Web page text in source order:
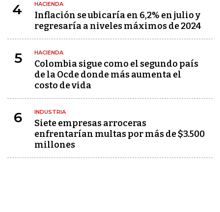
4 HACIENDA
Inflación se ubicaría en 6,2% en julio y
regresaría a niveles máximos de 2024
5 HACIENDA
Colombia sigue como el segundo país
de la Ocde donde más aumenta el
costo de vida
6 INDUSTRIA
Siete empresas arroceras
enfrentarían multas por más de $3.500
millones